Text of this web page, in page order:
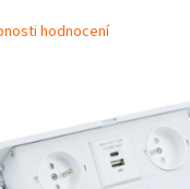
hodnocení